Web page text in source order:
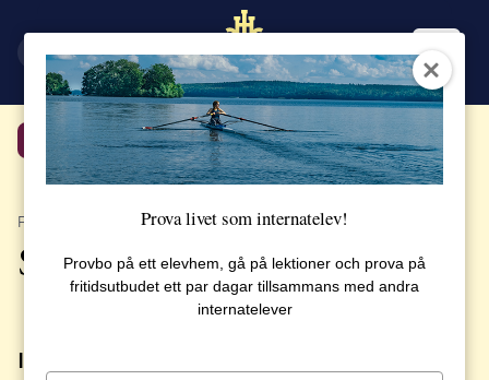
Tillbaka
PUBLICERAT 7 APRIL 2017
STUDENT 2017
Information om Studentaktiviteter i
Prova livet som internatelev!
Provbo på ett elevhem, gå på lektioner och prova på
fritidsutbudet ett par dagar tillsammans med andra
internatelever